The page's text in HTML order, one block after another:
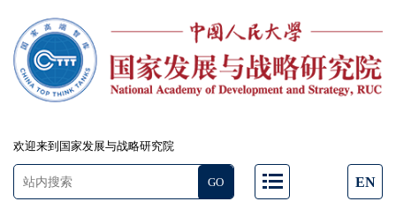
欢迎来到国家发展与战略研究院
EN